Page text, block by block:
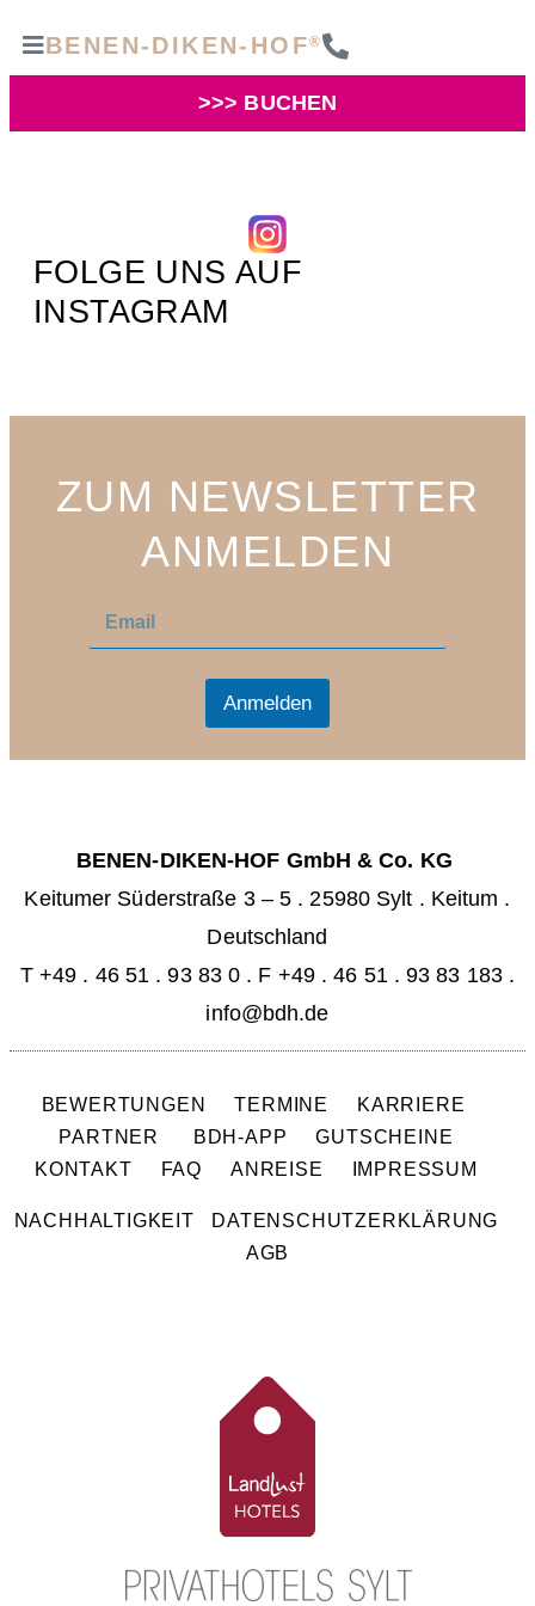
BENEN-DIKEN-HOF®
>>> BUCHEN
FOLGE UNS AUF
INSTAGRAM
ZUM NEWSLETTER
ANMELDEN
a
Anmelden
BENEN-DIKEN-HOF GmbH & Co. KG
Keitumer Süderstraße 3 – 5 . 25980 Sylt . Keitum .
Deutschland
T +49 . 46 51 . 93 83 0 . F +49 . 46 51 . 93 83 183 .
info@bdh.de
BEWERTUNGEN TERMINE
KARRIERE
PARTNER
BDH-APP
GUTSCHEINE
KONTAKT
FAQ ANREISE IMPRESSUM
NACHHALTIGKEIT
DATENSCHUTZERKLÄRUNG
AGB